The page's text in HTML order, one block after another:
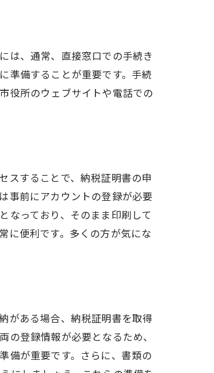
は、通常、直接窓口での手続き
準備することが重要です。手続
役所のウェブサイトや電話での
スすることで、納税証明書の申
事前にアカウントの登録が必要
なっており、そのまま印刷して
に便利です。多くの方が気にな
がある場合、納税証明書を取得
登録情報が必要となるため、
備が重要です。さらに、書類の